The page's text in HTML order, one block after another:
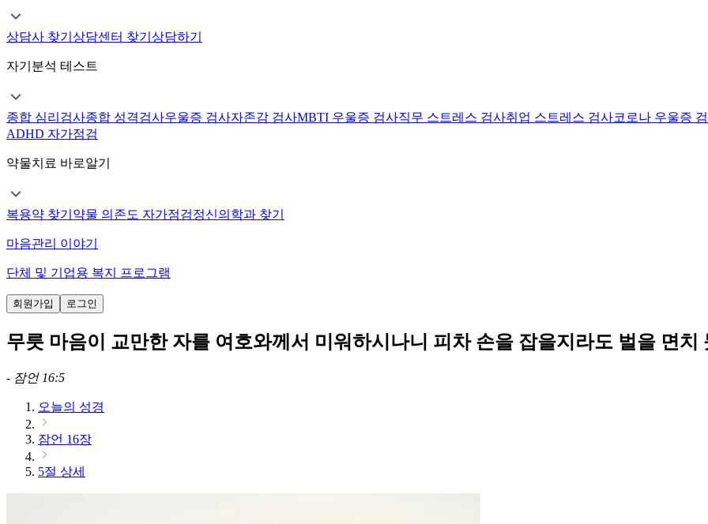
상담사 찾기 상담센터 찾기 상담하기
자기분석 테스트
종합 심리검사종합 성격검사우울증 검사자존감 검사MBTI 우울증 검사직무 스트레스 검사취업 스트레스 검사코로나 우울증
ADHD 자가점검
약물치료 바로알기
복용약 찾기 약물 의존도 자가점검정신의학과 찾기
마음관리 이야기
단체 및 기업용 복지 프로그램
회원가입 로그인
무릇 마음이 교만한 자를 여호와께서 미워하시나니 피차 손을 잡을지라도 벌을 면치
- 잠언 16:5
오늘의 성경
잠언 16장
5절 상세